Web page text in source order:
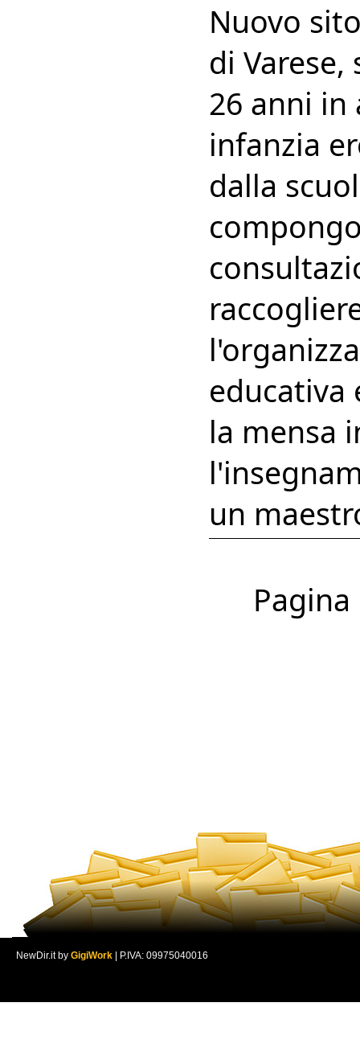
Nuovo
di
26 anni
infanzia
dalla
educativa
la mensa
un
NewDir.it by GigiWork | P.IVA: 09975040016